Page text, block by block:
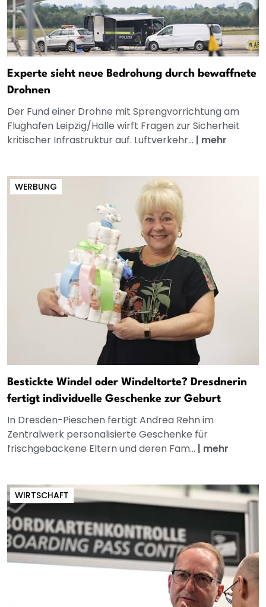
Experte sieht neue Bedrohung durch bewaffnete
Drohnen
Der Fund einer Drohne mit Sprengvorrichtung am
Flughafen Leipzig/Halle wirft Fragen zur Sicherheit
kritischer Infrastruktur auf. Luftverkehr... | mehr
WERBUNG
Bestickte Windel oder Windeltorte? Dresdnerin
fertigt individuelle Geschenke zur Geburt
In Dresden-Pieschen fertigt Andrea Rehn im
Zentralwerk personalisierte Geschenke für
frischgebackene Eltern und deren Fam... | mehr
WIRTSCHAFT